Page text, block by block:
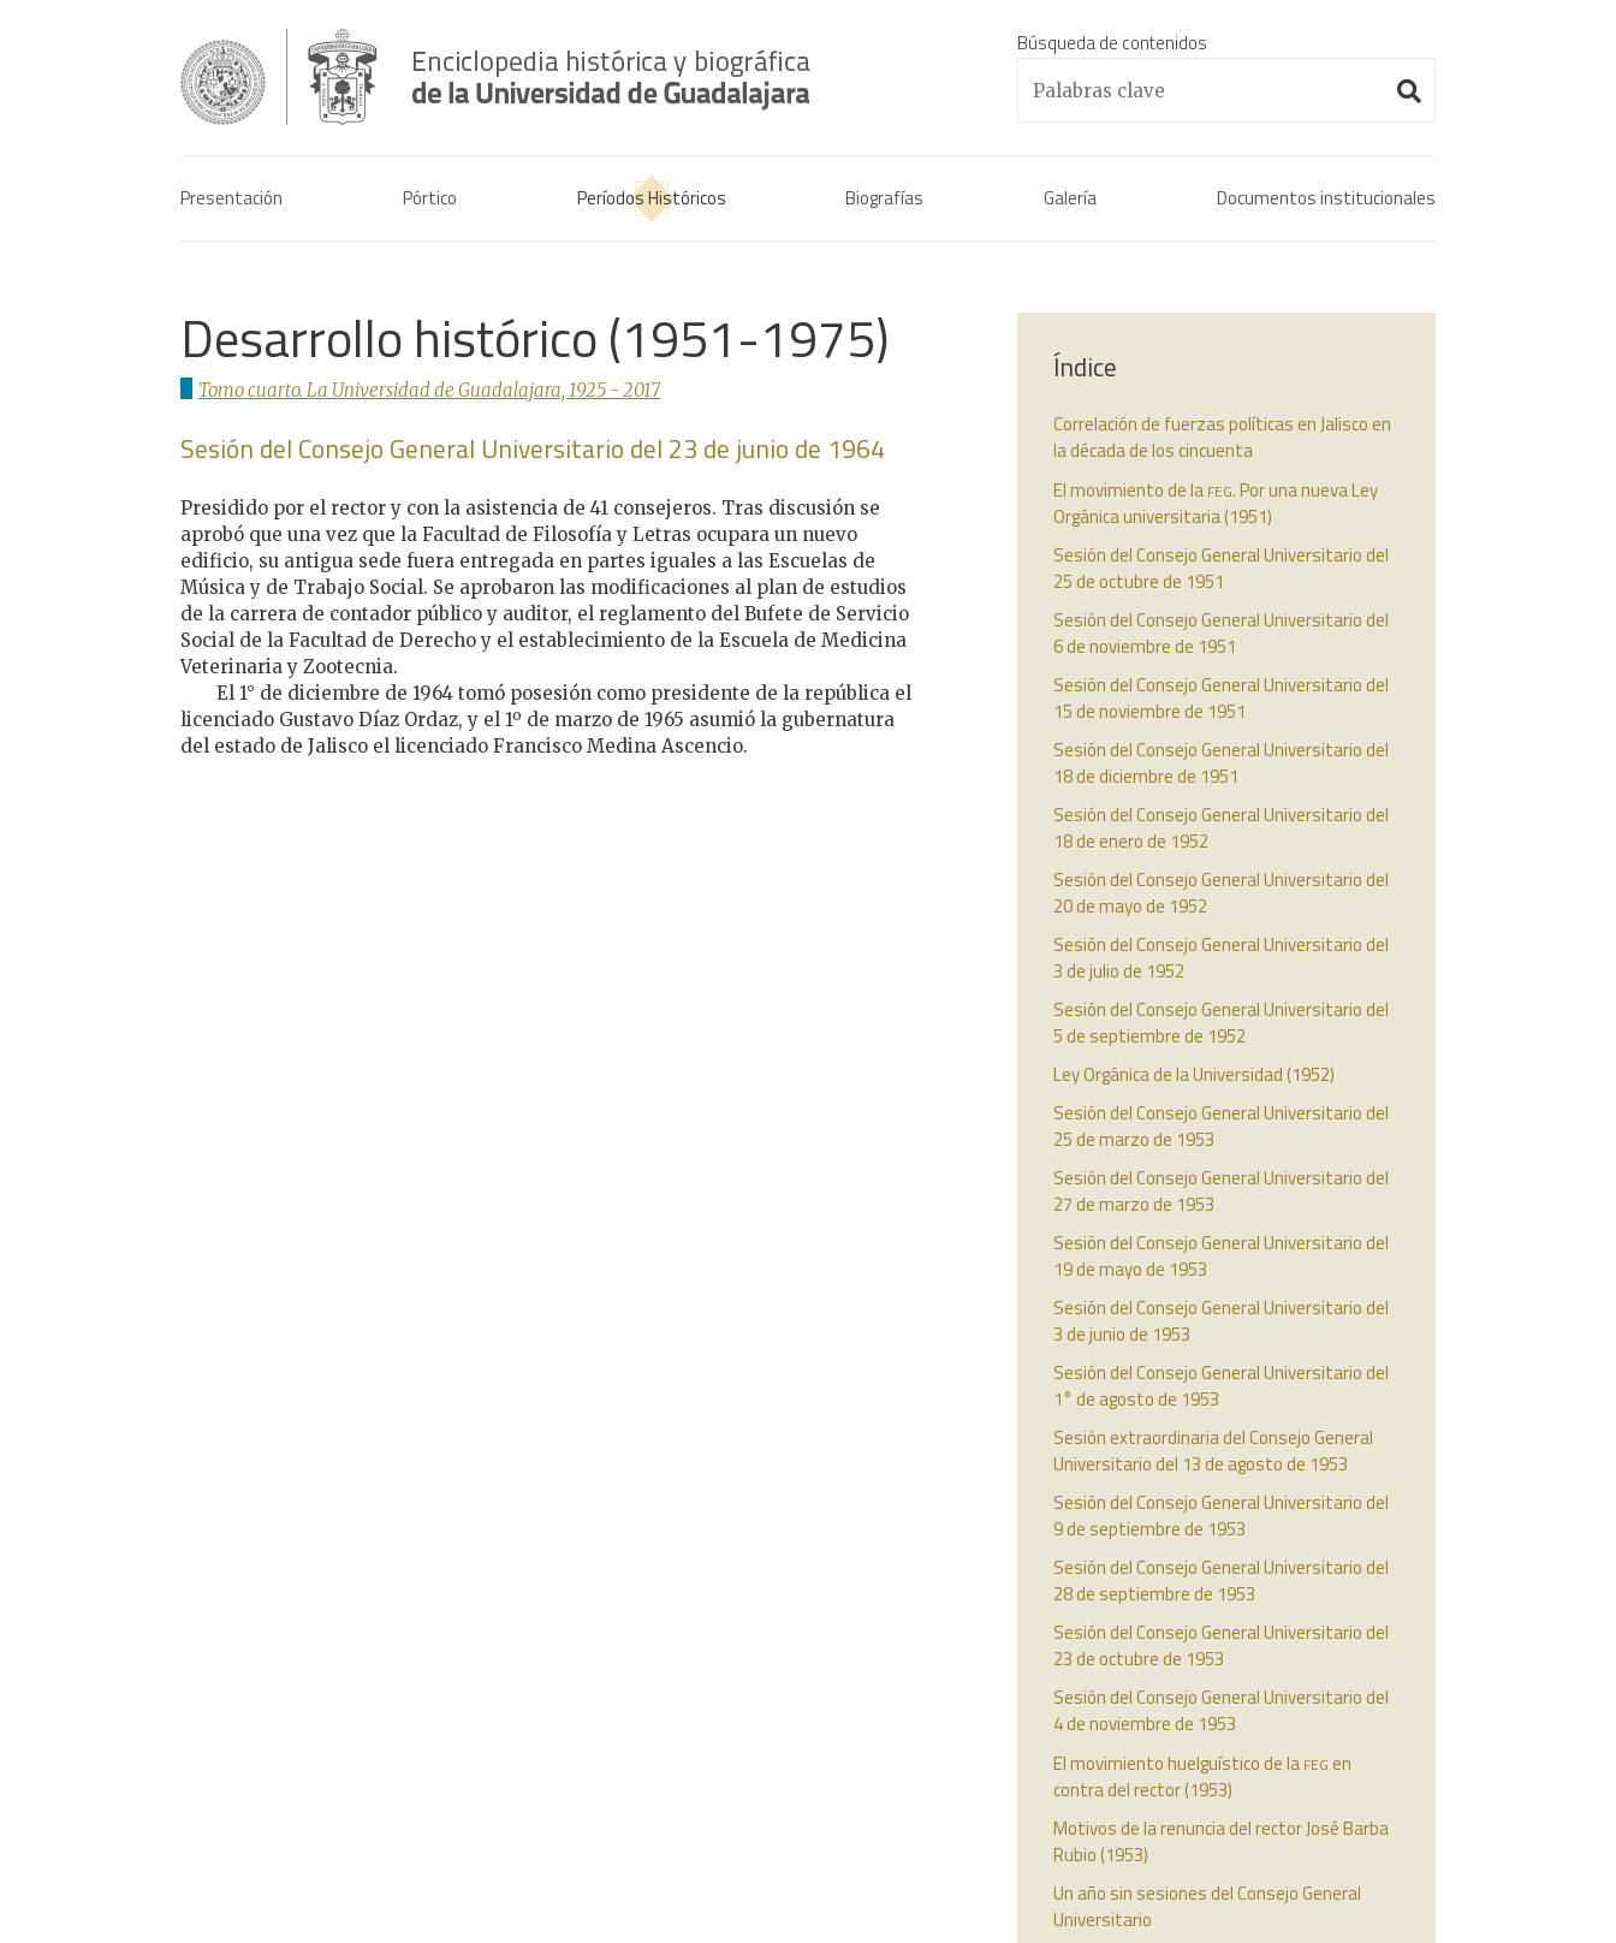
Búsqueda de contenidos
Presentación Pórtico Períodos Históricos Biografías Galería Documentos institucionales
Índice
Correlación de fuerzas políticas en Jalisco en
la década de los cincuenta
El movimiento de lafeg. Por una nueva Ley
Orgánica universitaria (1951)
Sesión del Consejo General Universitario del
25 de octubre de 1951
Sesión del Consejo General Universitario del
6 de noviembre de 1951
Sesión del Consejo General Universitario del
15 de noviembre de 1951
Sesión del Consejo General Universitario del
18 de diciembre de 1951
Sesión del Consejo General Universitario del
18 de enero de 1952
Sesión del Consejo General Universitario del
20 de mayo de 1952
Sesión del Consejo General Universitario del
3 de julio de 1952
Sesión del Consejo General Universitario del
5 de septiembre de 1952
Ley Orgánica de la Universidad (1952)
Sesión del Consejo General Universitario del
25 de marzo de 1953
Sesión del Consejo General Universitario del
27 de marzo de 1953
Sesión del Consejo General Universitario del
19 de mayo de 1953
Sesión del Consejo General Universitario del
3 de junio de 1953
Sesión del Consejo General Universitario del
1° de agosto de 1953
Sesión extraordinaria del Consejo General
Universitario del 13 de agosto de 1953
Sesión del Consejo General Universitario del
9 de septiembre de 1953
Sesión del Consejo General Universitario del
28 de septiembre de 1953
Sesión del Consejo General Universitario del
23 de octubre de 1953
Sesión del Consejo General Universitario del
4 de noviembre de 1953
El movimiento huelguístico de lafegen
contra del rector (1953)
Motivos de la renuncia del rector José Barba
Rubio (1953)
Un año sin sesiones del Consejo General
Universitario
Desarrollo histórico (1951-1975)
Tomo cuarto. La Universidad de Guadalajara, 1925 - 2017
Sesión del Consejo General Universitario del 23 de junio de 1964
Presidido por el rector y con la asistencia de 41 consejeros. Tras discusión se
aprobó que una vez que la Facultad de Filosofía y Letras ocupara un nuevo
edificio, su antigua sede fuera entregada en partes iguales a las Escuelas de
Música y de Trabajo Social. Se aprobaron las modificaciones al plan de estudios
de la carrera de contador público y auditor, el reglamento del Bufete de Servicio
Social de la Facultad de Derecho y el establecimiento de la Escuela de Medicina
Veterinaria y Zootecnia.
El 1° de diciembre de 1964 tomó posesión como presidente de la república el
licenciado Gustavo Díaz Ordaz, y el 1º de marzo de 1965 asumió la gubernatura
del estado de Jalisco el licenciado Francisco Medina Ascencio.